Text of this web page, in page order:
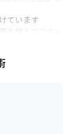
ています
を越えてコミュ
からスタートし
ならず、エン
です。